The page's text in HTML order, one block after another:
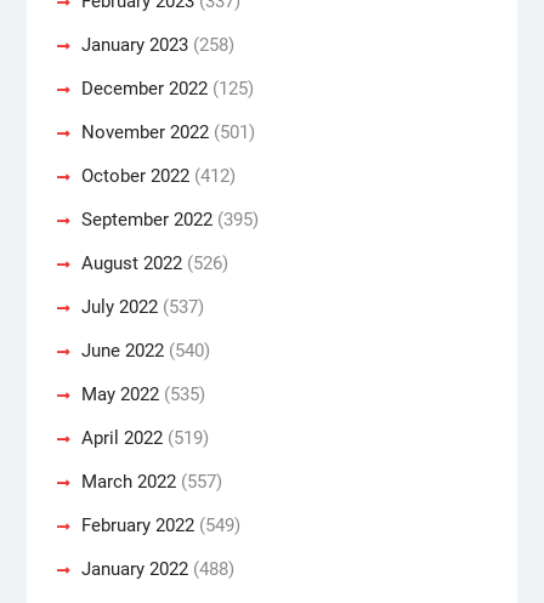
January 2023(258)
December 2022(125)
November 2022(501)
October 2022(412)
September 2022(395)
August 2022(526)
July 2022(537)
June 2022(540)
May 2022(535)
April 2022(519)
March 2022(557)
February 2022(549)
January 2022(488)